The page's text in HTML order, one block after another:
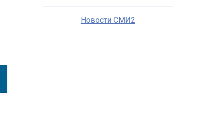
Новости СМИ2